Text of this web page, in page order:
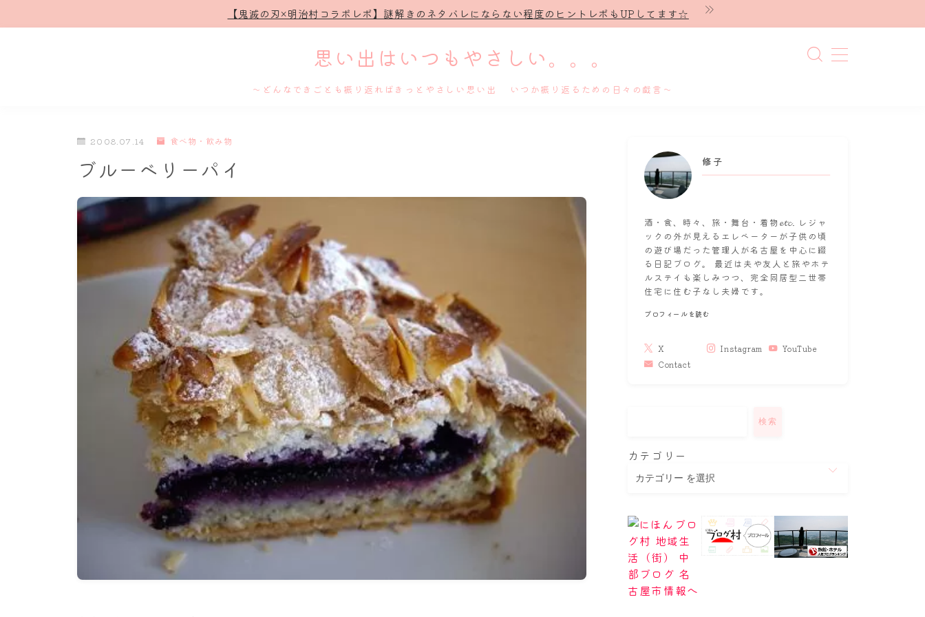
【鬼滅の刃×明治村コラボレポ】謎解きのネタバレにならない程度のヒントレポもUPしてます☆
思い出はいつもやさしい。。。
～どんなできごとも振り返ればきっとやさしい思い出 いつか振り返るための日々の戯言～
ホテル滞在記
舞台・ライブ
名古屋
ナナちゃん人形
2008.07.14 食べ物・飲み物
ブルーベリーパイ 修子
酒・食、時々、旅・舞台・着物𝓮𝓽𝓬. レジャ
ックの外が見えるエレベーターが子供の頃
の遊び場だった管理人が名古屋を中心に綴
る日記ブログ。 最近は夫や友人と旅やホテ
ルステイも楽しみつつ、完全同居型二世帯
住宅に住む子なし夫婦です。
プロフィールを読む
X Instagram
YouTube
Contact
検索
カテゴリー